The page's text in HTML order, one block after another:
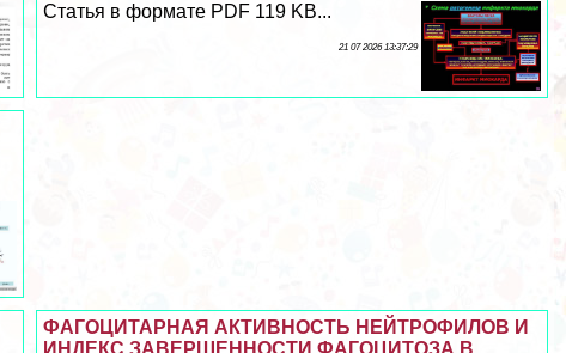
Статья в формате PDF 119 KB...
21 07 2026 13:37:29
ФАГОЦИТАРНАЯ АКТИВНОСТЬ НЕЙТРОФИЛОВ И